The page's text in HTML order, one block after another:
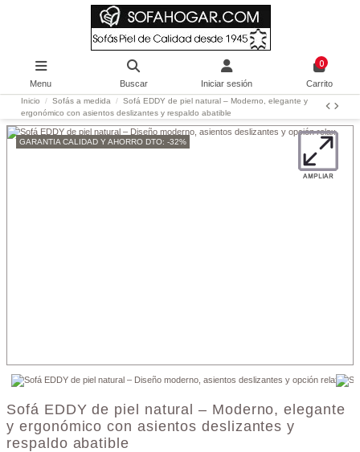
Menu Buscar Iniciar sesión
0
Carrito
Inicio Sofás a medida
Sofá EDDY de piel natural – Moderno, elegante y
ergonómico con asientos deslizantes y respaldo abatible
GARANTIA CALIDAD Y AHORRO DTO: -32%
Sofá EDDY de piel natural – Moderno, elegante
y ergonómico con asientos deslizantes y
respaldo abatible